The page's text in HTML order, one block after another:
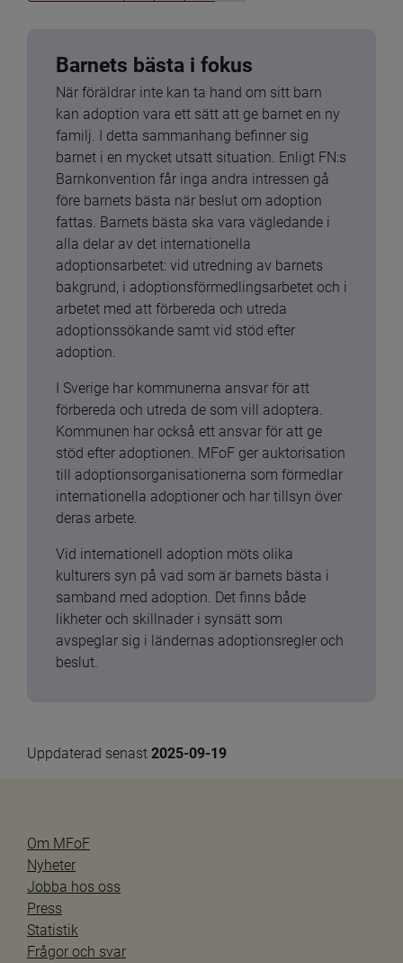
Barnets bästa i fokus
När föräldrar inte kan ta hand om sitt barn
kan adoption vara ett sätt att ge barnet en ny
familj. I detta sammanhang befinner sig
barnet i en mycket utsatt situation. Enligt FN:s
Barnkonvention får inga andra intressen gå
före barnets bästa när beslut om adoption
fattas. Barnets bästa ska vara vägledande i
alla delar av det internationella
adoptionsarbetet: vid utredning av barnets
bakgrund, i adoptionsförmedlingsarbetet och i
arbetet med att förbereda och utreda
adoptionssökande samt vid stöd efter
adoption.
I Sverige har kommunerna ansvar för att
förbereda och utreda de som vill adoptera.
Kommunen har också ett ansvar för att ge
stöd efter adoptionen. MFoF ger auktorisation
till adoptionsorganisationerna som förmedlar
internationella adoptioner och har tillsyn över
deras arbete.
Vid internationell adoption möts olika
kulturers syn på vad som är barnets bästa i
samband med adoption. Det finns både
likheter och skillnader i synsätt som
avspeglar sig i ländernas adoptionsregler och
beslut.
Uppdaterad senast 2025-09-19
Om MFoF
Nyheter
Jobba hos oss
Press
Statistik
Frågor och svar